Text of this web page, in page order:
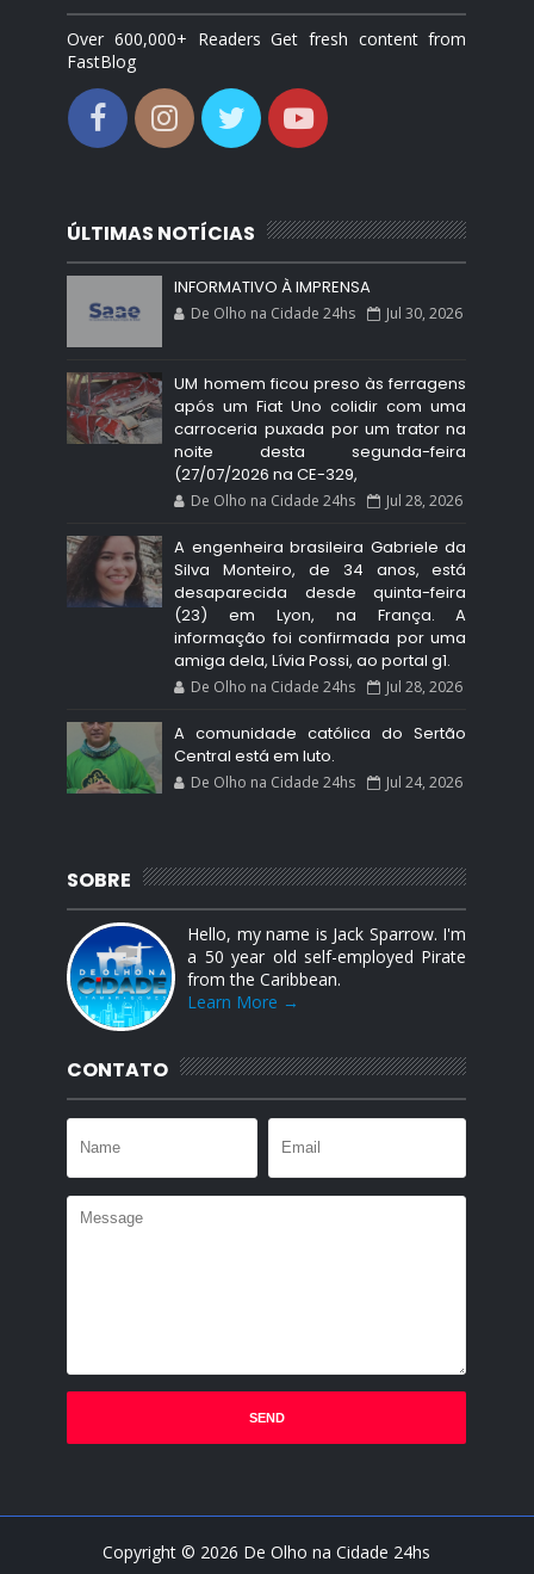
Over 600,000+ Readers Get fresh content from
FastBlog
ÚLTIMAS NOTÍCIAS
INFORMATIVO À IMPRENSA
De Olho na Cidade 24hs Jul 30, 2026
UM homem ficou preso às ferragens
após um Fiat Uno colidir com uma
carroceria puxada por um trator na
noite desta segunda-feira
(27/07/2026 na CE-329,
De Olho na Cidade 24hs Jul 28, 2026
A engenheira brasileira Gabriele da
Silva Monteiro, de 34 anos, está
desaparecida desde quinta-feira
(23) em Lyon, na França. A
informação foi confirmada por uma
amiga dela, Lívia Possi, ao portal g1.
De Olho na Cidade 24hs Jul 28, 2026
A comunidade católica do Sertão
Central está em luto.
De Olho na Cidade 24hs Jul 24, 2026
SOBRE
Hello, my name is Jack Sparrow. I'm
a 50 year old self-employed Pirate
from the Caribbean.
Learn More →
CONTATO
Copyright © 2026 De Olho na Cidade 24hs